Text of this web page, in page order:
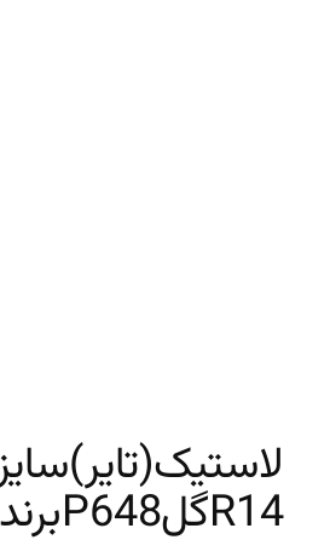
R14گلP648برند بارز